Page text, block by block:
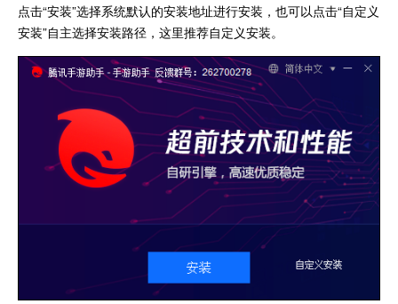
点击“安装”选择系统默认的安装地址进行安装，也可以点击“自定义
安装”自主选择安装路径，这里推荐自定义安装。